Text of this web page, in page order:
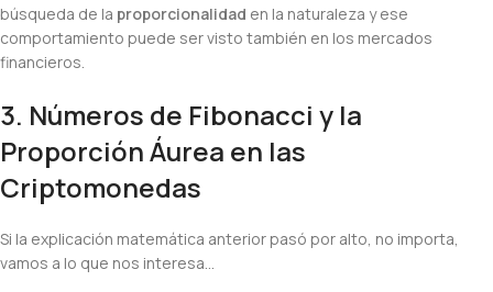
búsqueda de la proporcionalidad en la naturaleza y ese
comportamiento puede ser visto también en los mercados
financieros.
3. Números de Fibonacci y la
Proporción Áurea en las
Criptomonedas
Si la explicación matemática anterior pasó por alto, no importa,
vamos a lo que nos interesa…